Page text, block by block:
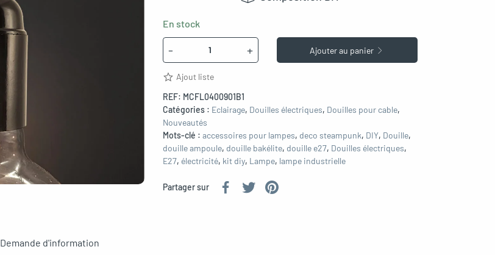
Demande d'information
En stock
- + Ajouter au panier
Ajout liste
REF: MCFL0400901B1
Catégories : Eclairage, Douilles électriques, Douilles pour cable,
Nouveautés
Mots-clé : accessoires pour lampes, deco steampunk, DIY, Douille,
douille ampoule, douille bakélite, douille e27, Douilles électriques,
E27, électricité, kit diy, Lampe, lampe industrielle
Partager sur